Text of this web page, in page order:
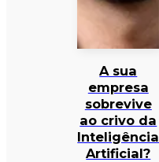
A sua
empresa
sobrevive
ao crivo da
Inteligência
Artificial?